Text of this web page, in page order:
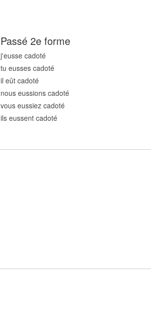
Passé 2e forme
j'eusse cadoté
tu eusses cadoté
il eût cadoté
nous eussions cadoté
vous eussiez cadoté
ils eussent cadoté